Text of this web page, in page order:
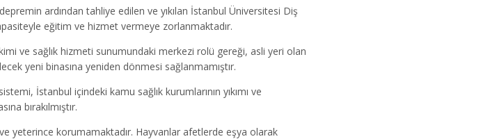
ardından tahliye edilen ve yıkılan İstanbul Üniversitesi Diş
eğitim ve hizmet vermeye zorlanmaktadır.
ve sağlık hizmeti sunumundaki merkezi rolü gereği, asli yeri olan
yeni binasına yeniden dönmesi sağlanmamıştır.
İstanbul içindeki kamu sağlık kurumlarının yıkımı ve
bırakılmıştır.
yeterince korumamaktadır. Hayvanlar afetlerde eşya olarak